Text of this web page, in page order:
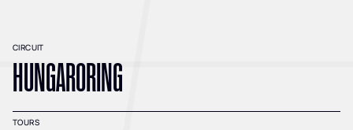
CIRCUIT
HUNGARORING
TOURS